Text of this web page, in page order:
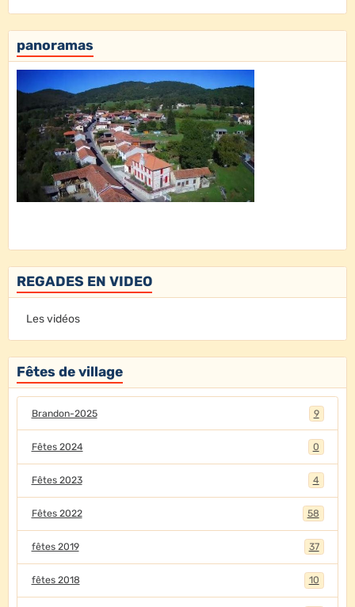
panoramas
REGADES EN VIDEO
Les vidéos
Fêtes de village
Brandon-2025 9
Fêtes 2024 0
Fêtes 2023 4
Fêtes 2022 58
fêtes 2019 37
fêtes 2018 10